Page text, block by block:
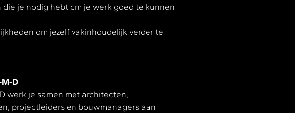
die je nodig hebt om je werk goed te kunnen
om jezelf vakinhoudelijk verder te
M-D
werk je samen met architecten,
projectleiders en bouwmanagers aan